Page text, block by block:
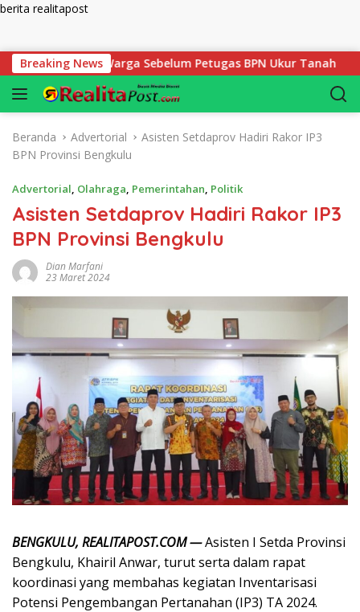
berita realitapost
Breaking News
Warga Sebelum Petugas BPN Ukur Tanah
Beranda Advertorial
Asisten Setdaprov Hadiri Rakor IP3
BPN Provinsi Bengkulu
Advertorial, Olahraga, Pemerintahan, Politik
Asisten Setdaprov Hadiri Rakor IP3
BPN Provinsi Bengkulu
Dian Marfani
23 Maret 2024
BENGKULU, REALITAPOST.COM —Asisten I Setda Provinsi
Bengkulu, Khairil Anwar, turut serta dalam rapat
koordinasi yang membahas kegiatan Inventarisasi
Potensi Pengembangan Pertanahan (IP3) TA 2024.